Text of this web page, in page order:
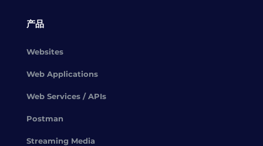
产品
Websites
Web Applications
Web Services / APIs
Postman
Streaming Media